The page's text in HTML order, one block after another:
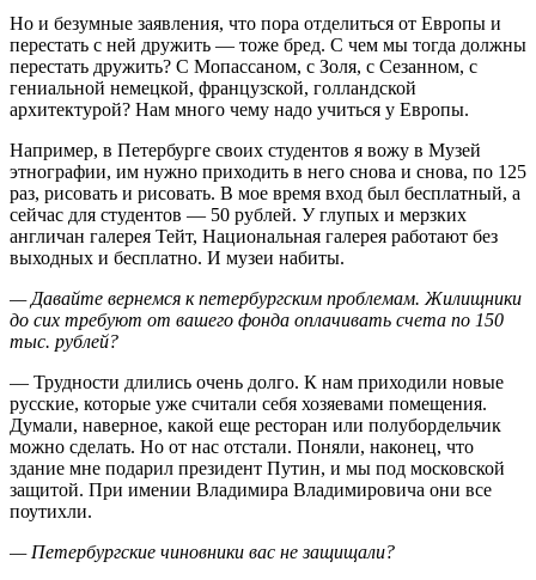
Но и безумные заявления, что пора отделиться от Европы и
перестать с ней дружить — тоже бред. С чем мы тогда должны
перестать дружить? С Мопассаном, с Золя, с Сезанном, с
гениальной немецкой, французской, голландской
архитектурой? Нам много чему надо учиться у Европы.
Например, в Петербурге своих студентов я вожу в Музей
этнографии, им нужно приходить в него снова и снова, по 125
раз, рисовать и рисовать. В мое время вход был бесплатный, а
сейчас для студентов — 50 рублей. У глупых и мерзких
англичан галерея Тейт, Национальная галерея работают без
выходных и бесплатно. И музеи набиты.
— Давайте вернемся к петербургским проблемам. Жилищники
до сих требуют от вашего фонда оплачивать счета по 150
тыс. рублей?
— Трудности длились очень долго. К нам приходили новые
русские, которые уже считали себя хозяевами помещения.
Думали, наверное, какой еще ресторан или полубордельчик
можно сделать. Но от нас отстали. Поняли, наконец, что
здание мне подарил президент Путин, и мы под московской
защитой. При имении Владимира Владимировича они все
поутихли.
— Петербургские чиновники вас не защищали?